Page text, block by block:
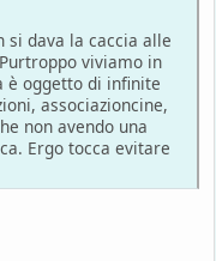
si dava la caccia alle
viviamo in
è oggetto di infinite
associazioncine,
non avendo una
Ergo tocca evitare